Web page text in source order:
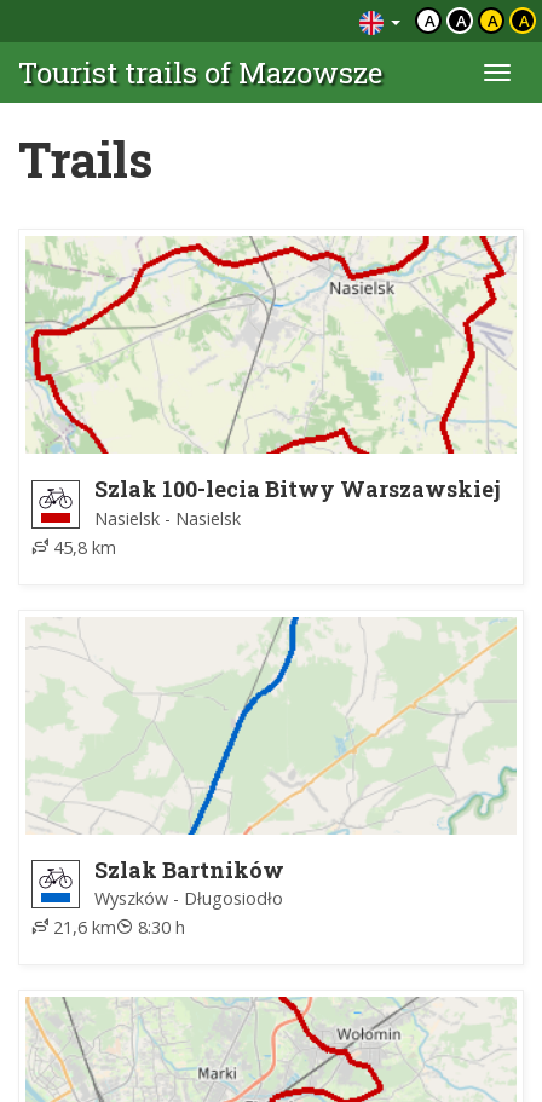
A A A A
Tourist trails of Mazowsze
Trails
Szlak 100-lecia Bitwy Warszawskiej
1920 r.
Nasielsk - Nasielsk
45,8 km
Szlak Bartników
Wyszków - Długosiodło
21,6 km
8:30 h